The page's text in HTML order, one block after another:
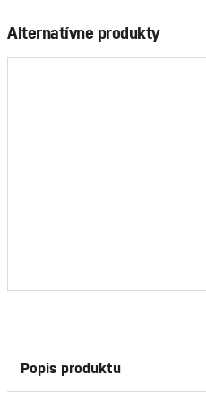
Alternatívne produkty
Popis produktu